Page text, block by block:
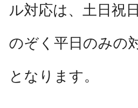
ル対応は、土日祝
のぞく平日のみの
となります。